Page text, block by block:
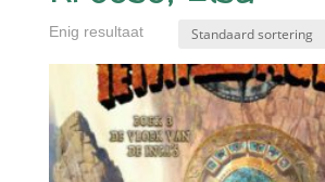
Enig resultaat